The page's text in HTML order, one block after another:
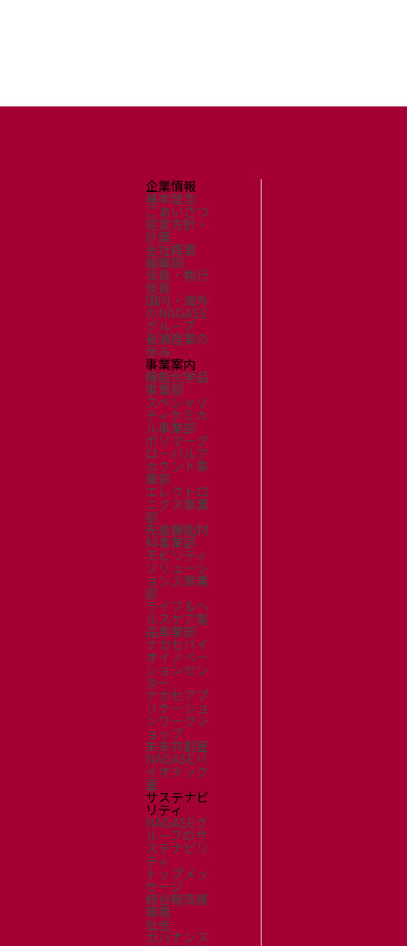
企業情報
基本理念
ごあいさつ
経営方針・
計画
会社概要
組織図
役員・執行
役員
国内・海外
のNAGASE
グループ
長瀬産業の
歩み
事業案内
機能化学品
事業部
スペシャリ
ティケミカ
ル事業部
ポリマーグ
ローバルア
カウント事
業部
エレクトロ
ニクス事業
部
先進機能材
料事業部
モビリティ
ソリューシ
ョンズ事業
部
ライフ＆ヘ
ルスケア製
品事業部
ナガセバイ
オイノベー
ションセン
ター
ナガセアプ
リケーショ
ンワークシ
ョップ
未来共創室
NAGASEバ
イオテック
室
サステナビ
リティ
NAGASEグ
ループのサ
ステナビリ
ティ
トップメッ
セージ
統合報告書
環境
社会
ガバナンス